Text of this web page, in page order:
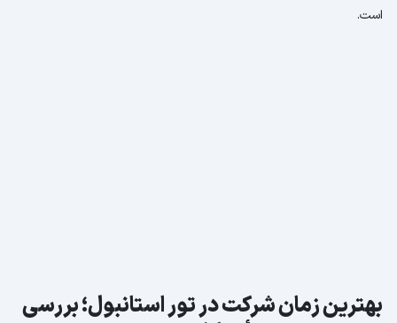
است.
بهترین زمان شرکت در تور استانبول؛ بررسی